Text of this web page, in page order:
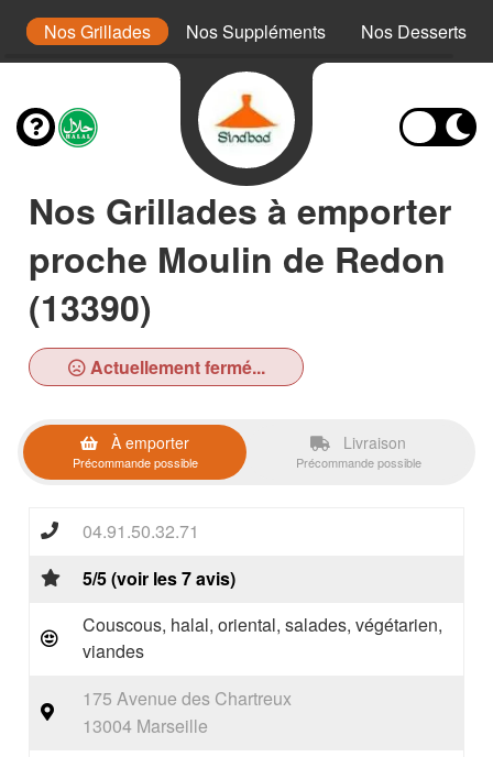
Nos Grillades Nos Suppléments Nos Desserts
Nos Grillades à emporter
proche Moulin de Redon
(13390)
Actuellement fermé...
À emporter
Précommande possible
Livraison
Précommande possible
04.91.50.32.71
5/5 (voir les 7 avis)
Couscous, halal, oriental, salades, végétarien,
viandes
175 Avenue des Chartreux
13004 Marseille